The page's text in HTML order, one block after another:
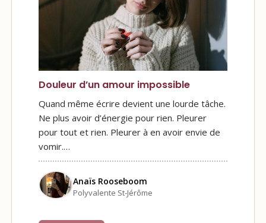
Douleur d’un amour impossible
Quand même écrire devient une lourde tâche.
Ne plus avoir d’énergie pour rien. Pleurer
pour tout et rien. Pleurer à en avoir envie de
vomir.…
Anaïs Rooseboom
Polyvalente St-Jérôme